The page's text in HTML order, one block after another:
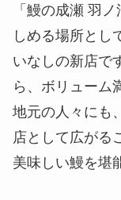
「鰻の成瀬 羽
しめる場所とし
いなしの新店で
ら、ボリューム
地元の人々にも
店として広がる
美味しい鰻を堪